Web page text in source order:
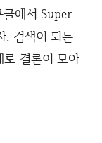
에서 Super
. 검색이 되는
결론이 모아